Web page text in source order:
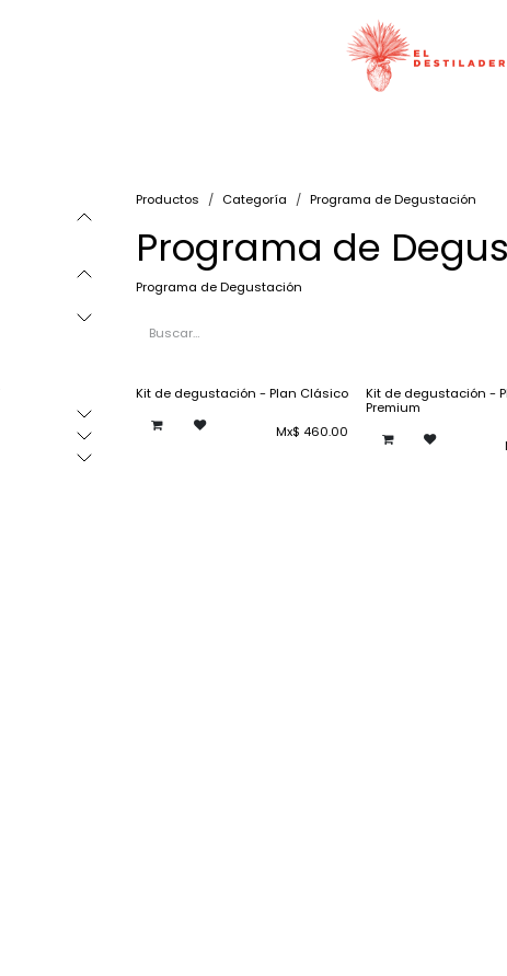
Productos Categoría Programa de Degustación
Programa de
Programa de Degustación
Kit de degustación - Plan Clásico
Mx$ 460.00
Kit de degustación -
Premium